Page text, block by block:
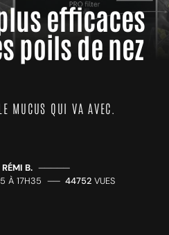
efficaces
poils de nez
MUCUS QUI VA AVEC.
RÉMI B. —————
À 17H35 —— 44752 VUES